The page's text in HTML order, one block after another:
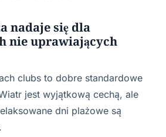
nadaje się dla
nie uprawiających
clubs to dobre standardowe
jest wyjątkową cechą, ale
dni plażowe są